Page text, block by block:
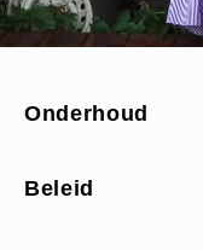
Onderhoud
Beleid